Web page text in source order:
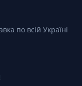
по всій Україні